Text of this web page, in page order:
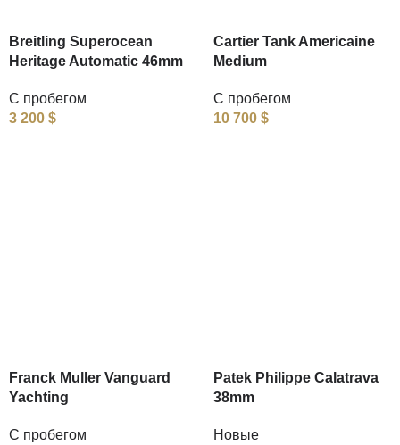
Breitling Superocean
Heritage Automatic 46mm
С пробегом
3 200 $
Cartier Tank Americaine
Medium
С пробегом
10 700 $
Franck Muller Vanguard
Yachting
С пробегом
Patek Philippe Calatrava
38mm
Новые